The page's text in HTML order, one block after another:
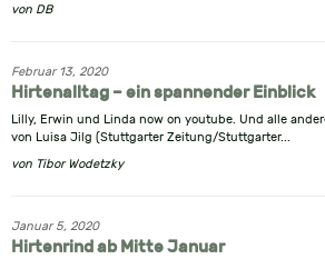
von DB
Februar 13, 2020
Hirtenalltag – ein spannender Einblick
Lilly, Erwin und Linda now on youtube. Und alle
von Luisa Jilg (Stuttgarter Zeitung/Stuttgarter...
von Tibor Wodetzky
Januar 5, 2020
Hirtenrind ab Mitte Januar